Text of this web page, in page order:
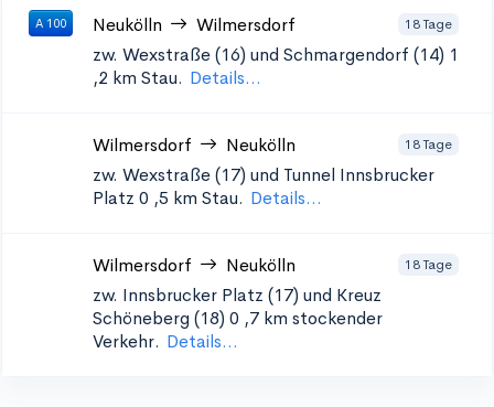
A 100 Neukölln Wilmersdorf 18 Tage
zw. Wexstraße (16) und Schmargendorf (14) 1
,2 km Stau. Details...
Wilmersdorf Neukölln 18 Tage
zw. Wexstraße (17) und Tunnel Innsbrucker
Platz 0 ,5 km Stau. Details...
Wilmersdorf Neukölln 18 Tage
zw. Innsbrucker Platz (17) und Kreuz
Schöneberg (18) 0 ,7 km stockender
Verkehr. Details...